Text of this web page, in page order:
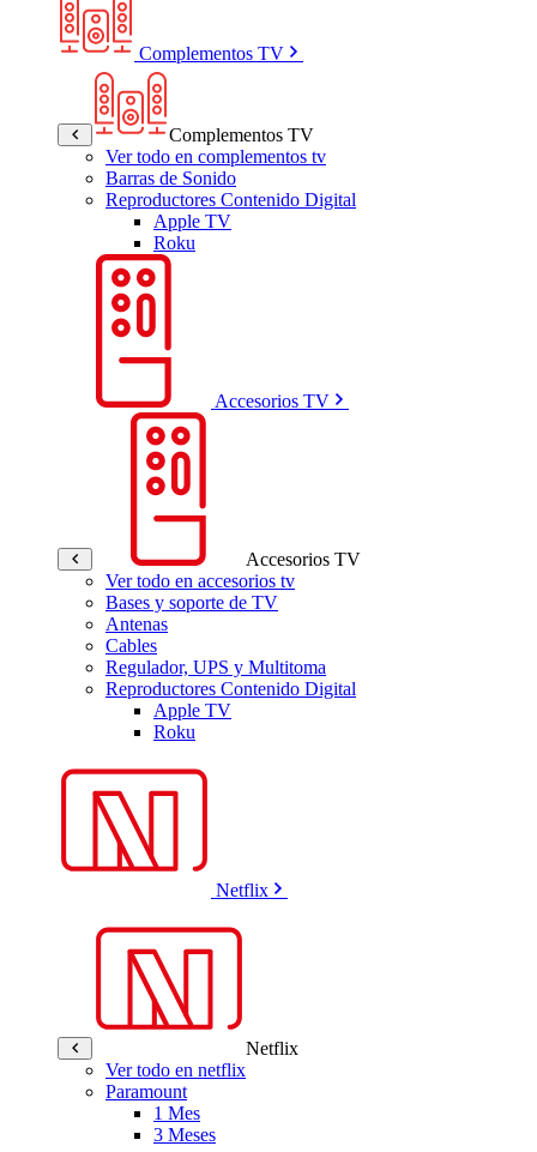
Complementos TV
Complementos TV
Ver todo en complementos tv
Barras de Sonido
Reproductores Contenido Digital
Apple TV
Roku
Accesorios TV
Accesorios TV
Ver todo en accesorios tv
Bases y soporte de TV
Antenas
Cables
Regulador, UPS y Multitoma
Reproductores Contenido Digital
Apple TV
Roku
Netflix
Netflix
Ver todo en netflix
Paramount
1 Mes
3 Meses